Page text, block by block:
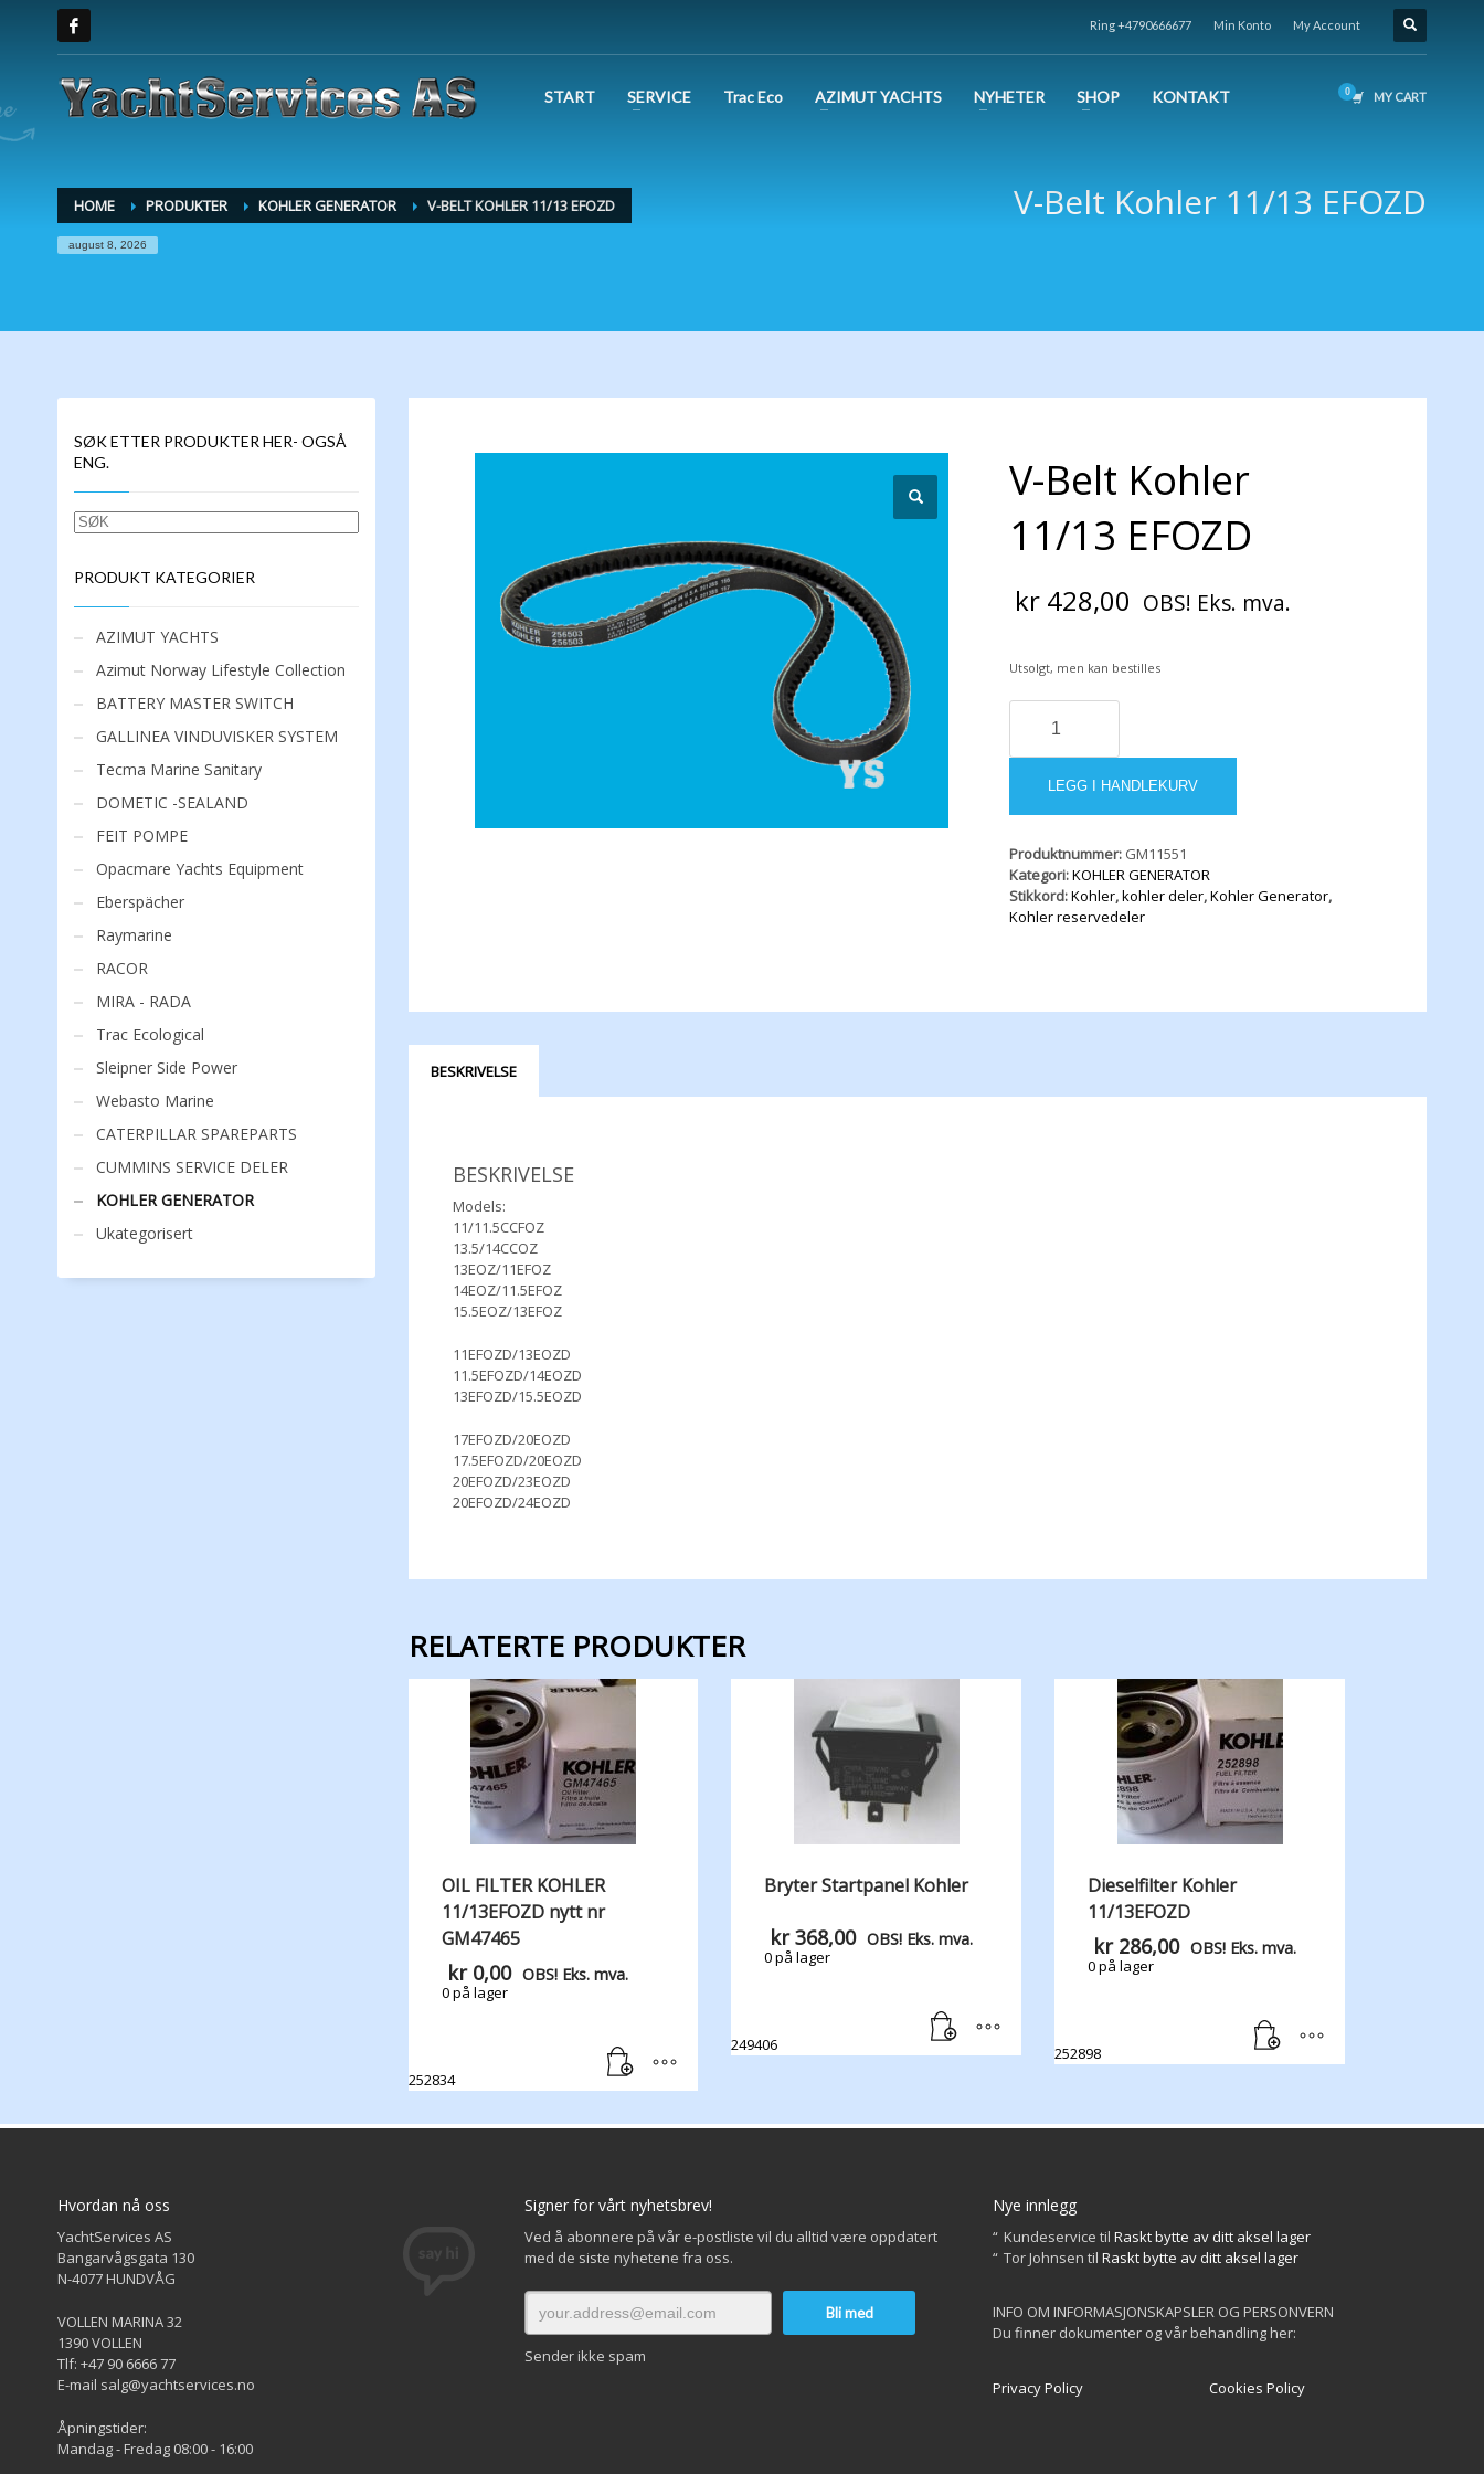
Ring +4790666677 Min Konto My Account
START SERVICE Trac Eco AZIMUT YACHTS NYHETER SHOP KONTAKT MY CART
HOME PRODUKTER KOHLER GENERATOR V-BELT KOHLER 11/13 EFOZD
august 8, 2026
V-Belt Kohler 11/13 EFOZD
V-Belt Kohler
11/13 EFOZD
kr 428,00 OBS! Eks. mva.
Utsolgt, men kan bestilles
V-
Kohler
EFOZD
antall
LEGG I HANDLEKURV
Produktnummer: GM11551
Kategori:KOHLER GENERATOR
Stikkord:Kohler,kohler deler,Kohler Generator,
Kohler reservedeler
BESKRIVELSE
BESKRIVELSE
Models:
11/11.5CCFOZ
13.5/14CCOZ
13EOZ/11EFOZ
14EOZ/11.5EFOZ
15.5EOZ/13EFOZ
11EFOZD/13EOZD
11.5EFOZD/14EOZD
13EFOZD/15.5EOZD
17EFOZD/20EOZD
17.5EFOZD/20EOZD
20EFOZD/23EOZD
20EFOZD/24EOZD
RELATERTE PRODUKTER
OIL FILTER KOHLER
11/13EFOZD nytt nr
GM47465
kr0,00 OBS! Eks. mva.
0 på lager
252834
Bryter Startpanel Kohler
kr368,00 OBS! Eks. mva.
0 på lager
249406
Dieselfilter Kohler
11/13EFOZD
kr286,00 OBS! Eks. mva.
0 på lager
252898
SØK ETTER PRODUKTER HER- OGSÅ
ENG.
SØK
PRODUKT KATEGORIER
AZIMUT YACHTS
Azimut Norway Lifestyle Collection
BATTERY MASTER SWITCH
GALLINEA VINDUVISKER SYSTEM
Tecma Marine Sanitary
DOMETIC -SEALAND
FEIT POMPE
Opacmare Yachts Equipment
Eberspächer
Raymarine
RACOR
MIRA - RADA
Trac Ecological
Sleipner Side Power
Webasto Marine
CATERPILLAR SPAREPARTS
CUMMINS SERVICE DELER
KOHLER GENERATOR
Ukategorisert
Hvordan nå oss
YachtServices AS
Bangarvågsgata 130
N-4077 HUNDVÅG
VOLLEN MARINA 32
1390 VOLLEN
Tlf: +47 90 6666 77
E-mail salg@yachtservices.no
Åpningstider:
Mandag - Fredag 08:00 - 16:00
Signer for vårt nyhetsbrev!
Ved å abonnere på vår e-postliste vil du alltid være oppdatert
med de siste nyhetene fra oss.
Sender ikke spam
Nye innlegg
Kundeservice til Raskt bytte av ditt aksel lager
Tor Johnsen til Raskt bytte av ditt aksel lager
INFO OM INFORMASJONSKAPSLER OG PERSONVERN
Du finner dokumenter og vår behandling her:
Privacy Policy Cookies Policy